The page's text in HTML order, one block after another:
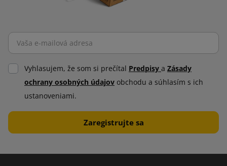
Vyhlasujem, že som si prečítal Predpisy a Zásady
ochrany osobných údajov obchodu a súhlasím s ich
ustanoveniami.